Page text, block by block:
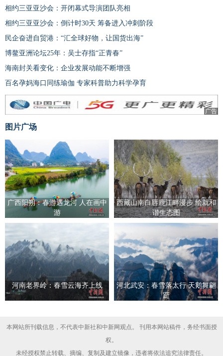
相约三亚亚沙会：开闭幕式导演团队亮相
相约三亚亚沙会：倒计时30天 筹备进入冲刺阶段
民企奋进自贸港：“汇全球好物，让国货出海”
博鳌亚洲论坛25年：吴士存指“正青春”
海南封关看变化：企业发展动能不断增强
百名孕妈海口同练瑜伽 专家科普助力科学孕育
广告
图片广场
广西阳朔：春游遇龙河 人在画中
游
西藏山南白唇鹿江畔漫步 绘就和
谐生态图
河南老界岭：春雪云海齐上线
河北武安：春雪落太行 天鹅舞翩
跹
本网站所刊载信息，不代表中新社和中新网观点。 刊用本网站稿件，务经书面授
权。
未经授权禁止转载、摘编、复制及建立镜像，违者将依法追究法律责任。